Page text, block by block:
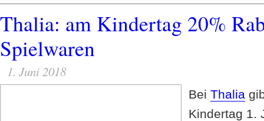
Thalia: am Kindertag 20%
Spielwaren
1. Juni 2018
Bei Thalia
Kindertag 1.